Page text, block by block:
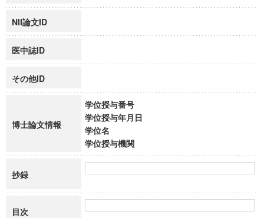
NII論文ID
医中誌ID
その他ID
博士論文情報
学位授与番号
学位授与年月日
学位名
学位授与機関
抄録
目次